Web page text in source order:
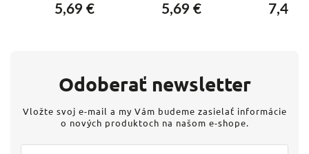
mm - 1 m
5,69 €
mm - 1 m
5,69 €
mm - 1 m
7,44 €
Odoberať newsletter
Vložte svoj e-mail a my Vám budeme zasielať informácie
o nových produktoch na našom e-shope.